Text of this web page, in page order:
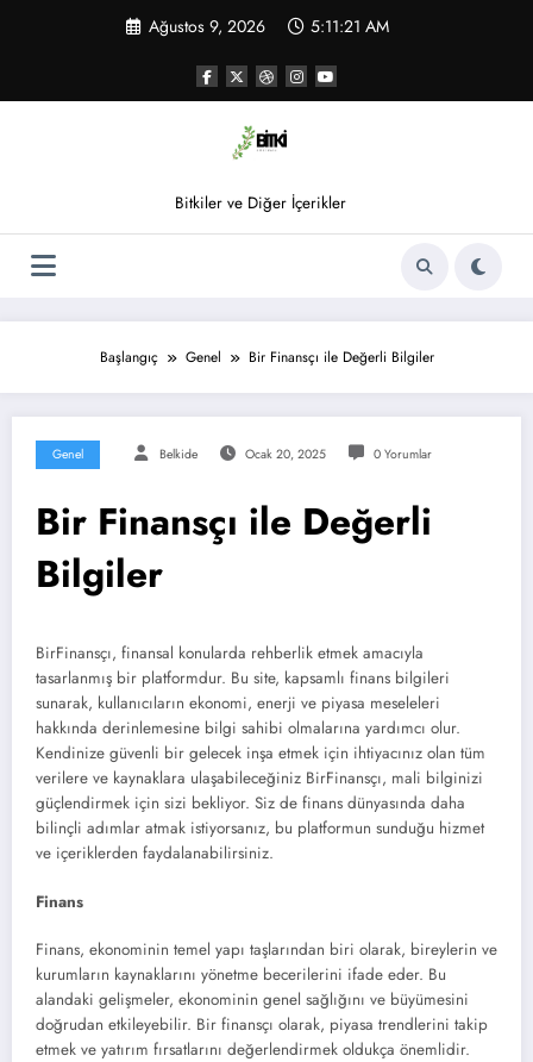
Ağustos 9, 2026 5:11:22 AM
Bitkiler ve Diğer İçerikler
Başlangıç Genel Bir Finansçı ile Değerli Bilgiler
Genel Belkide Ocak 20, 2025 0 Yorumlar
Bir Finansçı ile Değerli
Bilgiler
BirFinansçı, finansal konularda rehberlik etmek amacıyla
tasarlanmış bir platformdur. Bu site, kapsamlı finans bilgileri
sunarak, kullanıcıların ekonomi, enerji ve piyasa meseleleri
hakkında derinlemesine bilgi sahibi olmalarına yardımcı olur.
Kendinize güvenli bir gelecek inşa etmek için ihtiyacınız olan tüm
verilere ve kaynaklara ulaşabileceğiniz BirFinansçı, mali bilginizi
güçlendirmek için sizi bekliyor. Siz de finans dünyasında daha
bilinçli adımlar atmak istiyorsanız, bu platformun sunduğu hizmet
ve içeriklerden faydalanabilirsiniz.
Finans
Finans, ekonominin temel yapı taşlarından biri olarak, bireylerin ve
kurumların kaynaklarını yönetme becerilerini ifade eder. Bu
alandaki gelişmeler, ekonominin genel sağlığını ve büyümesini
doğrudan etkileyebilir. Bir finansçı olarak, piyasa trendlerini takip
etmek ve yatırım fırsatlarını değerlendirmek oldukça önemlidir.